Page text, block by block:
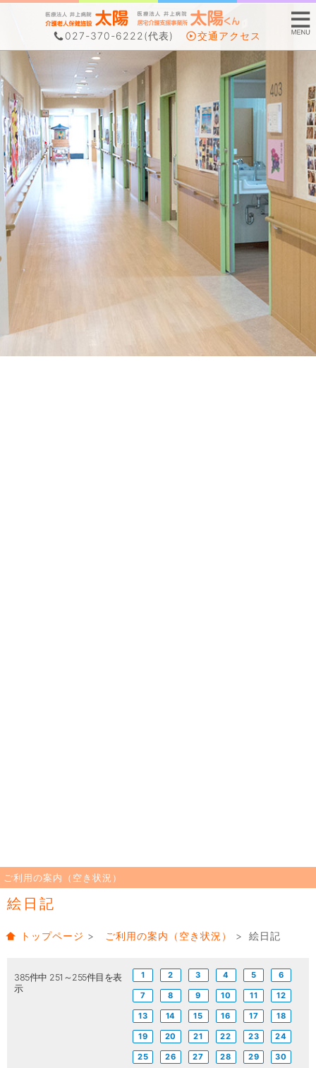
027-370-6222 (代表) 交通アクセス
絵日記
ご利用の案内（空き状況）
トップページ > ご利用の案内（空き状況） > 絵日記
385件中 251～255件目を表
示
1 2 3 4 5 6
7 8 9 10 11 12
13 14 15 16 17 18
19 20 21 22 23 24
25 26 27 28 29 30